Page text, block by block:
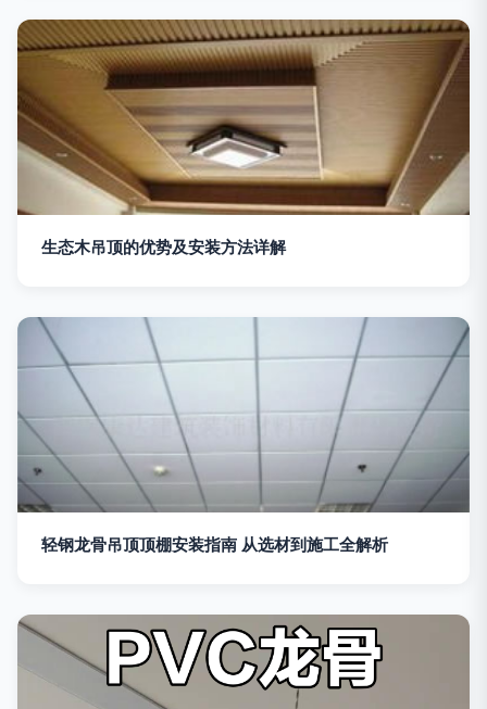
生态木吊顶的优势及安装方法详解
轻钢龙骨吊顶顶棚安装指南 从选材到施工全解析